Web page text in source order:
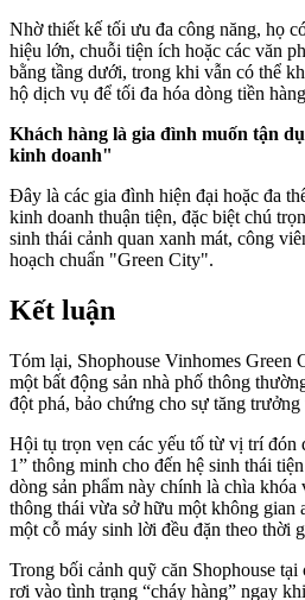
Nhờ thiết kế tối ưu đa công năng, họ
hiệu lớn, chuỗi tiện ích hoặc các văn
bằng tầng dưới, trong khi vẫn có thể
hộ dịch vụ để tối đa hóa dòng tiền
Khách hàng là gia đình muốn tận
kinh doanh"
Đây là các gia đình hiện đại hoặc đa
kinh doanh thuận tiện, đặc biệt chú
sinh thái cảnh quan xanh mát, công
hoạch chuẩn "Green City".
Kết luận
Tóm lại, Shophouse Vinhomes Green
một bất động sản nhà phố thông
đột phá, bảo chứng cho sự tăng
Hội tụ trọn vẹn các yếu tố từ vị trí đón
1” thông minh cho đến hệ sinh thái
dòng sản phẩm này chính là chìa khóa
thông thái vừa sở hữu một không gian
một cỗ máy sinh lời đều đặn theo thời
Trong bối cảnh quỹ căn Shophouse
rơi vào tình trạng “cháy hàng” ngay